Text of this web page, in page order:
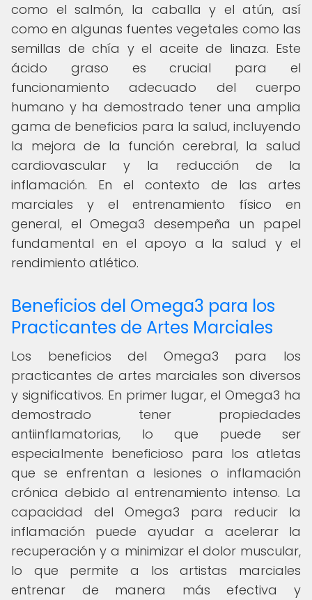
como el salmón, la caballa y el atún, así
como en algunas fuentes vegetales como las
semillas de chía y el aceite de linaza. Este
ácido graso es crucial para el
funcionamiento adecuado del cuerpo
humano y ha demostrado tener una amplia
gama de beneficios para la salud, incluyendo
la mejora de la función cerebral, la salud
cardiovascular y la reducción de la
inflamación. En el contexto de las artes
marciales y el entrenamiento físico en
general, el Omega3 desempeña un papel
fundamental en el apoyo a la salud y el
rendimiento atlético.
Beneficios del Omega3 para los
Practicantes de Artes Marciales
Los beneficios del Omega3 para los
practicantes de artes marciales son diversos
y significativos. En primer lugar, el Omega3 ha
demostrado tener propiedades
antiinflamatorias, lo que puede ser
especialmente beneficioso para los atletas
que se enfrentan a lesiones o inflamación
crónica debido al entrenamiento intenso. La
capacidad del Omega3 para reducir la
inflamación puede ayudar a acelerar la
recuperación y a minimizar el dolor muscular,
lo que permite a los artistas marciales
entrenar de manera más efectiva y